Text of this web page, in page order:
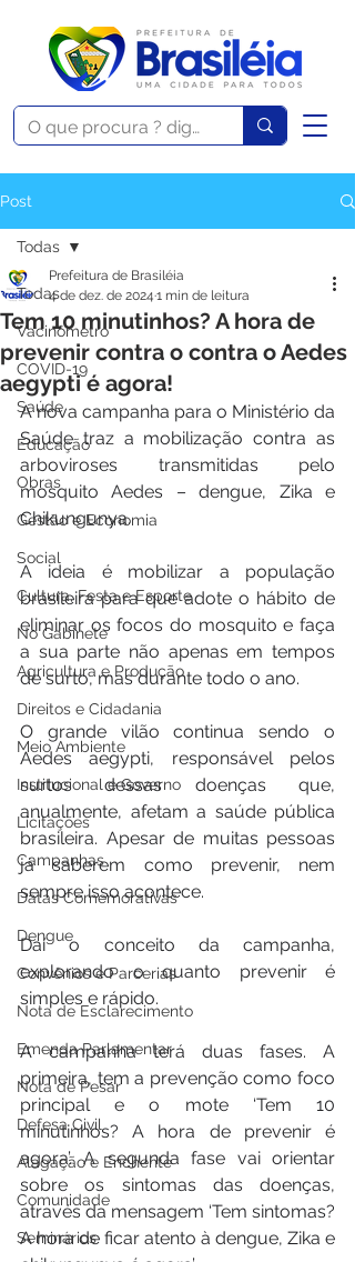
Post
Todas
Vacinômetro
COVID-19
Saúde
Educação
Obras
Gestão e Economia
Social
Cultura, Festa e Esporte
No Gabinete
Agricultura e Produção
Direitos e Cidadania
Meio Ambiente
Institucional e Governo
Licitações
Campanhas
Datas Comemorativas
Dengue
Convênios e Parcerias
Nota de Esclarecimento
Emenda Parlamentar
Nota de Pesar
Defesa Civil
Alagação e Enchente
Comunidade
Seminários
Todas
Tem 10 minutinhos? A hora de
prevenir contra o contra o Aedes
aegypti é agora!
Prefeitura de Brasiléia
4 de dez. de 2024 1 min de leitura
A nova campanha para o Ministério da
Saúde traz a mobilização contra as
arboviroses transmitidas pelo
mosquito Aedes – dengue, Zika e
Chikungunya.
A ideia é mobilizar a população
brasileira para que adote o hábito de
eliminar os focos do mosquito e faça
a sua parte não apenas em tempos
de surto, mas durante todo o ano.
O grande vilão continua sendo o
Aedes aegypti, responsável pelos
surtos dessas doenças que,
anualmente, afetam a saúde pública
brasileira. Apesar de muitas pessoas
já saberem como prevenir, nem
sempre isso acontece.
Daí o conceito da campanha,
explorando o quanto prevenir é
simples e rápido.
A campanha terá duas fases. A
primeira, tem a prevenção como foco
principal e o mote ‘Tem 10
minutinhos? A hora de prevenir é
agora’. A segunda fase vai orientar
sobre os sintomas das doenças,
através da mensagem ‘Tem sintomas?
A hora de ficar atento à dengue, Zika e